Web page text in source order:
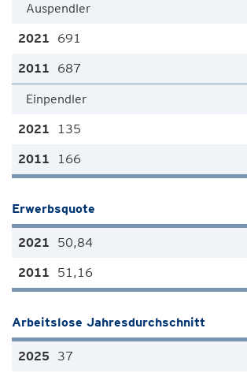
Auspendler
691
687
Einpendler
135
166
Erwerbsquote
50,84
51,16
Arbeitslose Jahresdurchschnitt
37